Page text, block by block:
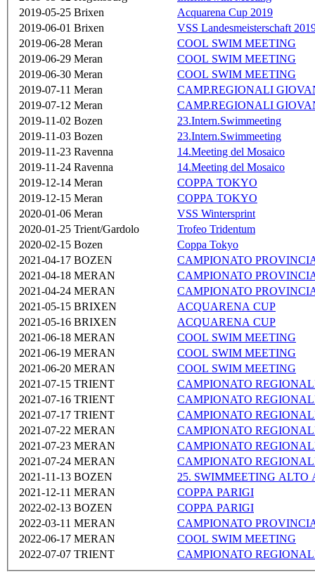
2019-05-25 Brixen
Acquarena Cup 2019
2019-06-01 Brixen
VSS Landesmeisterschaft
2019-06-28 Meran
COOL SWIM MEETING
2019-06-29 Meran
COOL SWIM MEETING
2019-06-30 Meran
COOL SWIM MEETING
2019-07-11 Meran
CAMP.REGIONALI
2019-07-12 Meran
CAMP.REGIONALI
2019-11-02 Bozen
23.Intern.Swimmeeting
2019-11-03 Bozen
23.Intern.Swimmeeting
2019-11-23 Ravenna
14.Meeting del Mosaico
2019-11-24 Ravenna
14.Meeting del Mosaico
2019-12-14 Meran
COPPA TOKYO
2019-12-15 Meran
COPPA TOKYO
2020-01-06 Meran
VSS Wintersprint
2020-01-25 Trient/Gardolo
Trofeo Tridentum
2020-02-15 Bozen
Coppa Tokyo
2021-04-17 BOZEN
CAMPIONATO
2021-04-18 MERAN
CAMPIONATO
2021-04-24 MERAN
CAMPIONATO
2021-05-15 BRIXEN
ACQUARENA CUP
2021-05-16 BRIXEN
ACQUARENA CUP
2021-06-18 MERAN
COOL SWIM MEETING
2021-06-19 MERAN
COOL SWIM MEETING
2021-06-20 MERAN
COOL SWIM MEETING
2021-07-15 TRIENT
CAMPIONATO
2021-07-16 TRIENT
CAMPIONATO
2021-07-17 TRIENT
CAMPIONATO
2021-07-22 MERAN
CAMPIONATO
2021-07-23 MERAN
CAMPIONATO
2021-07-24 MERAN
CAMPIONATO
2021-11-13 BOZEN
25. SWIMMEETING ALTO
2021-12-11 MERAN
COPPA PARIGI
2022-02-13 BOZEN
COPPA PARIGI
2022-03-11 MERAN
CAMPIONATO
2022-06-17 MERAN
COOL SWIM MEETING
2022-07-07 TRIENT CAMPIONATO